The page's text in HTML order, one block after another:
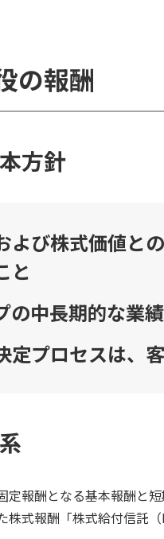
の報酬
方針
よび株式価値と
と
の中長期的な業
定プロセスは、
定報酬となる基本報酬と
株式報酬「株式給付信託